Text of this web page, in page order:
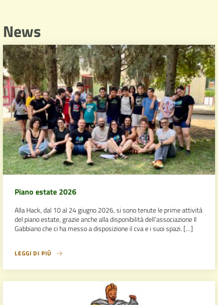
News
Piano estate 2026
Alla Hack, dal 10 al 24 giugno 2026, si sono tenute le prime attività
del piano estate, grazie anche alla disponibilità dell’associazione Il
Gabbiano che ci ha messo a disposizione il cva e i suoi spazi. […]
LEGGI DI PIÙ